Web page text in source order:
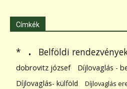
Címkék
* . Belföldi
dobrovitz józsef
Díjlovaglás -
Díjlovaglás- külföld
Díjlovaglás